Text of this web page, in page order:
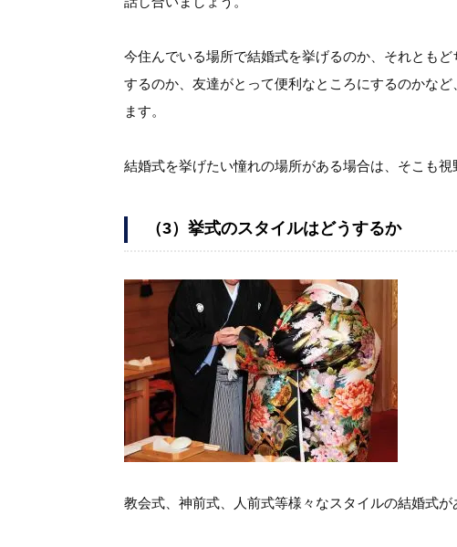
今住んでいる場所で結婚式を挙げるのか、それとも
するのか、友達がとって便利なところにするのかな
ます。
結婚式を挙げたい憧れの場所がある場合は、そこも視
（3） 挙式のスタイルはどうするか
教会式、神前式、人前式等様々なスタイルの結婚式が